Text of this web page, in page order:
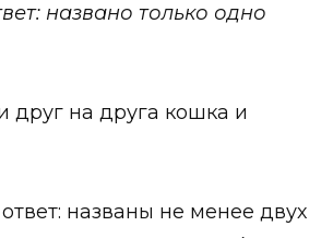
названо только одно
друг на друга кошка и
названы не менее двух